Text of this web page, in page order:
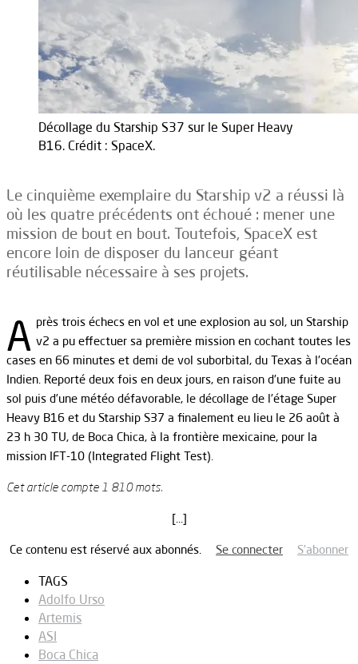
Décollage du Starship S37 sur le Super Heavy
B16. Crédit : SpaceX.
Le cinquième exemplaire du Starship v2 a réussi là
où les quatre précédents ont échoué : mener une
mission de bout en bout. Toutefois, SpaceX est
encore loin de disposer du lanceur géant
réutilisable nécessaire à ses projets.
A près trois échecs en vol et une explosion au sol, un Starship
v2 a pu effectuer sa première mission en cochant toutes les
cases en 66 minutes et demi de vol suborbital, du Texas à l’océan
Indien. Reporté deux fois en deux jours, en raison d’une fuite au
sol puis d’une météo défavorable, le décollage de l’étage Super
Heavy B16 et du Starship S37 a finalement eu lieu le 26 août à
23 h 30 TU, de Boca Chica, à la frontière mexicaine, pour la
mission IFT-10 (Integrated Flight Test).
Cet article compte 1 810 mots.
[…]
Ce contenu est réservé aux abonnés. Se connecter S’abonner
TAGS
Adolfo Urso
Artemis
ASI
Boca Chica